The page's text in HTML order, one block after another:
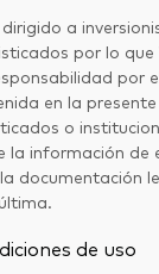
a
por lo
por
en la
o
la información
documentación
de uso